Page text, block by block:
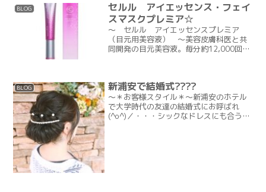
BLOG
セルル アイエッセンス・フェイ
スマスクプレミア☆
～ セルル アイエッセンスプレミア
（目元用美容液） ～美容皮膚科医と共
同開発の目元美容液。毎分約12,000回の
せます。【配合成分...
BLOG 新浦安で結婚式????
～＊お客様スタイル＊～新浦安のホテル
で大学時代の友達の結婚式にお呼ばれ
(^o^)／・・・シックなドレスにも合うス